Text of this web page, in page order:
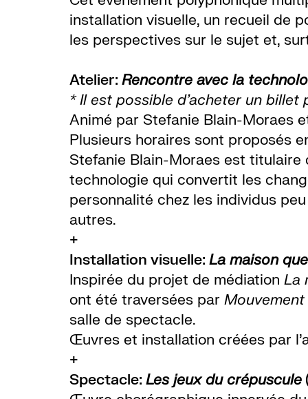
installation visuelle, un recueil de
les perspectives sur le sujet et,
Atelier: Rencontre avec la
* Il est possible d’acheter un
Animé par Stefanie Blain-Moraes
Plusieurs horaires sont proposés
Stefanie Blain-Moraes est titulaire
technologie qui convertit les
personnalité chez les individus
autres.
+
Installation visuelle: La maison
Inspirée du projet de médiation La
ont été traversées par
salle de spectacle.
Œuvres et installation créées par
+
Spectacle: Les jeux du crépuscule